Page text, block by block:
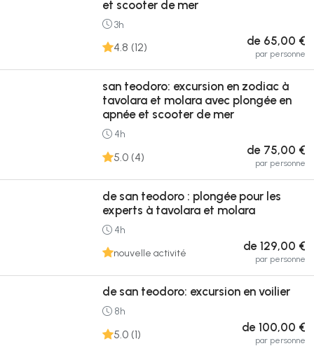
et scooter de mer
3h
4.8 (12) de 65,00 €
par personne
san teodoro: excursion en zodiac à
tavolara et molara avec plongée en
apnée et scooter de mer
4h
5.0 (4) de 75,00 €
par personne
de san teodoro : plongée pour les
experts à tavolara et molara
4h
nouvelle activité
de 129,00 €
par personne
de san teodoro: excursion en voilier
8h
5.0 (1) de 100,00 €
par personne